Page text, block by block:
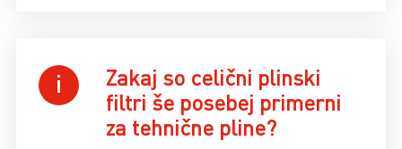
Zakaj so celični plinski
filtri še posebej primerni
za tehnične pline?